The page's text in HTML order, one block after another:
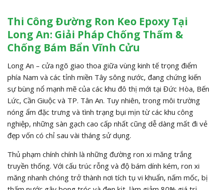
Thi Công Đường Ron Keo Epoxy Tại
Long An: Giải Pháp Chống Thấm &
Chống Bám Bẩn Vĩnh Cửu
Long An – cửa ngõ giao thoa giữa vùng kinh tế trọng điểm
phía Nam và các tỉnh miền Tây sông nước, đang chứng kiến
sự bùng nổ mạnh mẽ của các khu đô thị mới tại Đức Hòa, Bến
Lức, Cần Giuộc và TP. Tân An. Tuy nhiên, trong môi trường
nóng ẩm đặc trưng và tình trạng bụi mịn từ các khu công
nghiệp, những sàn gạch cao cấp nhất cũng dễ dàng mất đi vẻ
đẹp vốn có chỉ sau vài tháng sử dụng.
Thủ phạm chính chính là những đường ron xi măng trắng
truyền thống. Với cấu trúc rỗng và độ bám dính kém, ron xi
măng nhanh chóng trở thành nơi tích tụ vi khuẩn, nấm mốc, bị